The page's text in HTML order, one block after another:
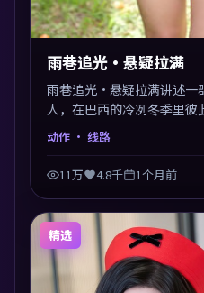
雨巷追光·悬疑拉满
雨巷追光·悬疑拉满讲述一
人，在巴西的冷冽冬季里彼
以动作类型外壳探讨信任与
动作 · 线路
11万 4.8千 1个月前
精选